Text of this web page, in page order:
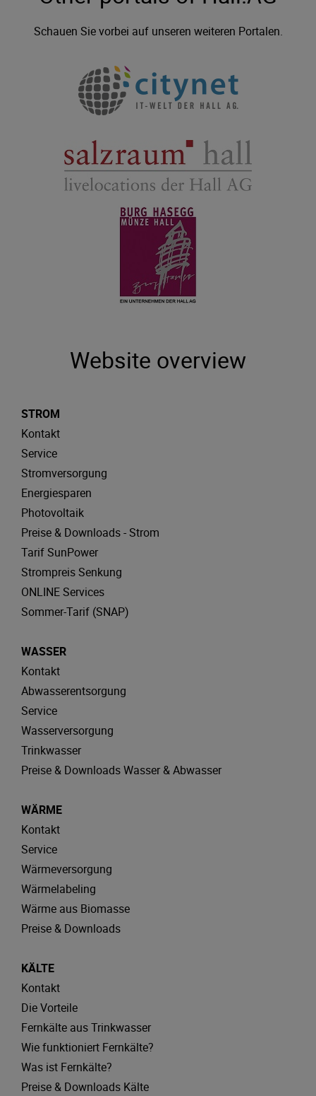
Schauen Sie vorbei auf unseren weiteren Portalen.
Website overview
STROM
Kontakt
Service
Stromversorgung
Energiesparen
Photovoltaik
Preise & Downloads - Strom
Tarif SunPower
Strompreis Senkung
ONLINE Services
Sommer-Tarif (SNAP)
WASSER
Kontakt
Abwasserentsorgung
Service
Wasserversorgung
Trinkwasser
Preise & Downloads Wasser & Abwasser
WÄRME
Kontakt
Service
Wärmeversorgung
Wärmelabeling
Wärme aus Biomasse
Preise & Downloads
KÄLTE
Kontakt
Die Vorteile
Fernkälte aus Trinkwasser
Wie funktioniert Fernkälte?
Was ist Fernkälte?
Preise & Downloads Kälte